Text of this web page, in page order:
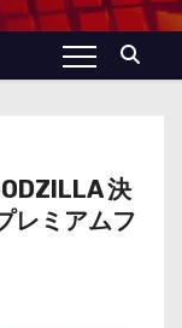
決
レミアムフ